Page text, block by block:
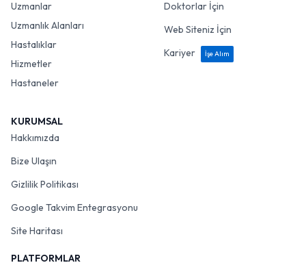
Uzmanlar
Uzmanlık Alanları
Hastalıklar
Hizmetler
Hastaneler
Doktorlar İçin
Web Siteniz İçin
Kariyer
İşe Alım
KURUMSAL
Hakkımızda
Bize Ulaşın
Gizlilik Politikası
Google Takvim Entegrasyonu
Site Haritası
PLATFORMLAR